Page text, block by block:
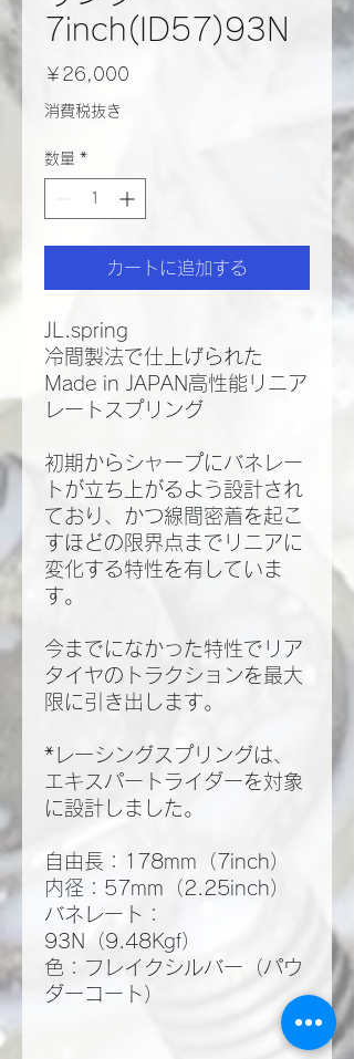
7inch(ID57)93N
￥26,000
消費税抜き
数量 *
カートに追加する
JL.spring
冷間製法で仕上げられた
Made in JAPAN高性能リニア
レートスプリング
初期からシャープにバネレー
トが立ち上がるよう設計され
ており、かつ線間密着を起こ
すほどの限界点までリニアに
変化する特性を有していま
す。
今までになかった特性でリア
タイヤのトラクションを最大
限に引き出します。
*レーシングスプリングは、
エキスパートライダーを対象
に設計しました。
自由長：178mm（7inch）
内径：57mm（2.25inch）
バネレート：
93N（9.48Kgf）
色：フレイクシルバー（パウ
ダーコート）